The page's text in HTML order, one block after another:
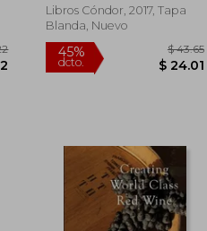
Libros Cóndor, 2017, Tapa
Blanda, Nuevo
45%